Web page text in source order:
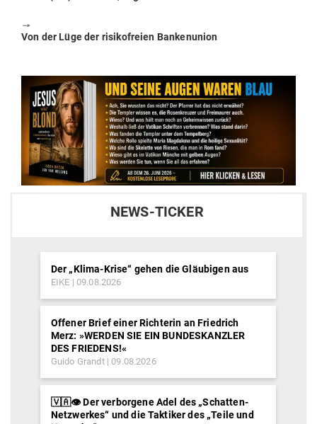
🠖
Next
Von der Lüge der risi­ko­freien Bankenunion
NEWS-TICKER
Der „Klima-Krise“ gehen die Gläubigen aus
EIKE 09.08.2026
Offener Brief einer Richterin an Friedrich
Merz: »WERDEN SIE EIN BUNDESKANZLER
DES FRIEDENS!«
Guido Grandt 09.08.2026
🇻🇦👁️ Der verborgene Adel des „Schatten-
Netzwerkes“ und die Taktiker des „Teile und